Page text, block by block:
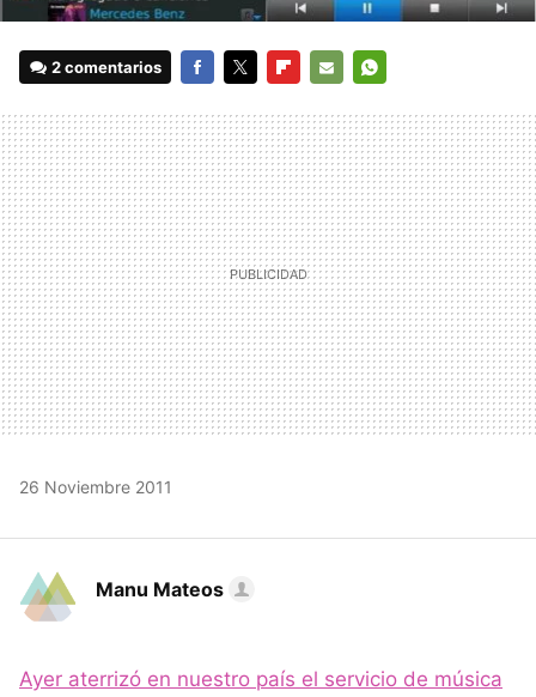
2 comentarios
MAIL
26 Noviembre 2011
Manu Mateos
Ayer aterrizó en nuestro país el servicio de música